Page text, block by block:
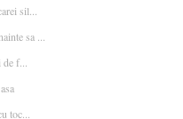
sil...
sa ...
f...
toc...